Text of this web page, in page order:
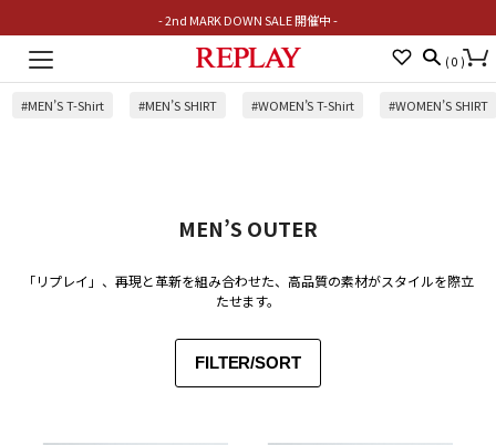
- 2nd MARK DOWN SALE 開催中 -
Toggle
( 0 )
#MEN’S T-Shirt #MEN’S SHIRT #WOMEN’S T-Shirt #WOMEN’S SHIRT
MEN’S OUTER
「リプレイ」、再現と革新を組み合わせた、高品質の素材がスタイルを際立
たせます。
FILTER/SORT